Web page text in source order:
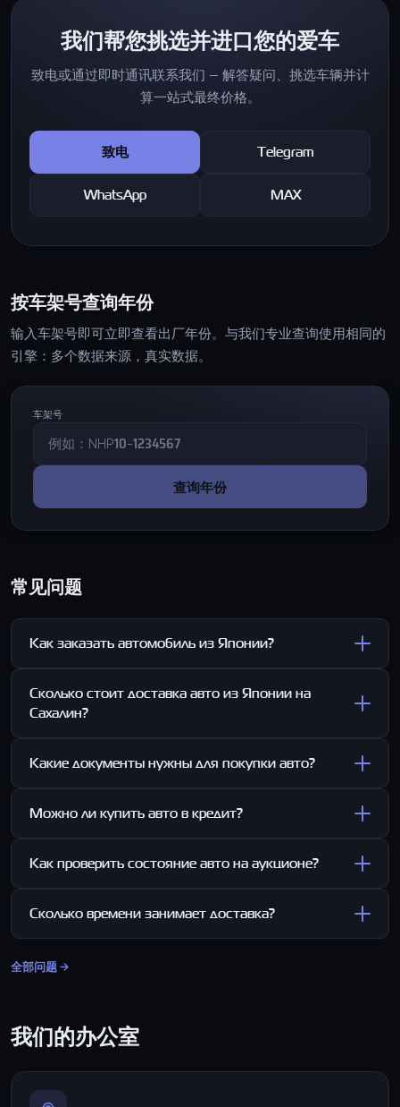
我们帮您挑选并进口您的爱车
致电或通过即时通讯联系我们 — 解答疑问、挑选车辆并计
算一站式最终价格。
致电 Telegram
WhatsApp MAX
按车架号查询年份
输入车架号即可立即查看出厂年份。与我们专业查询使用相同的
引擎：多个数据来源，真实数据。
车架号
查询年份
常见问题
Как заказать автомобиль из Японии?
Сколько стоит доставка авто из Японии на
Сахалин?
Какие документы нужны для покупки авто?
Можно ли купить авто в кредит?
Как проверить состояние авто на аукционе?
Сколько времени занимает доставка?
全部问题 →
我们的办公室